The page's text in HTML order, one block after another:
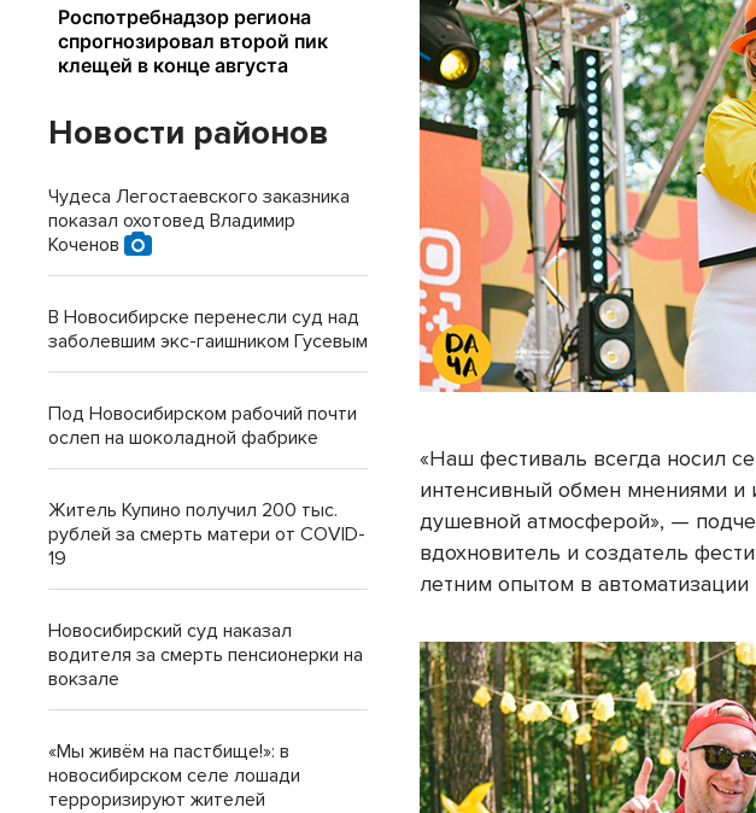
«Наш фестиваль всегда носил
интенсивный обмен мнениями и
душевной атмосферой», —
вдохновитель и создатель
летним опытом в автоматизации
Новости районов
Чудеса Легостаевского заказника
показал охотовед Владимир
Коченов
В Новосибирске перенесли суд над
заболевшим экс-гаишником Гусевым
Под Новосибирском рабочий почти
ослеп на шоколадной фабрике
Житель Купино получил 200 тыс.
рублей за смерть матери от COVID-
19
Новосибирский суд наказал
водителя за смерть пенсионерки на
вокзале
«Мы живём на пастбище!»: в
новосибирском селе лошади
терроризируют жителей